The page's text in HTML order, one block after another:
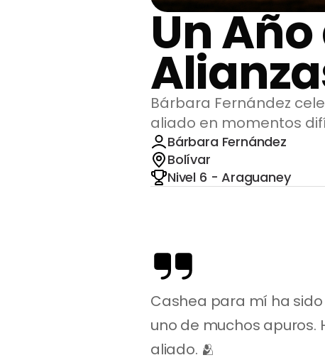
Un
Bárbara Fernández
aliado en momentos
Bárbara Fernández
Bolívar
Nivel 6 - Araguaney
Cashea para mí ha
uno de muchos apuros.
aliado. 🫂